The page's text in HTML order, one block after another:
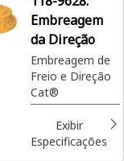
e de
estacionamento.
Embreagem
da Direção
Embreagem de
Freio e Direção
Cat®
Exibir
Especificações